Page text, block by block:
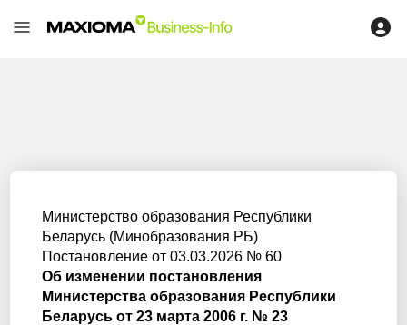
Министерство образования Республики
Беларусь (Минобразования РБ)
Постановление от 03.03.2026 № 60
Об изменении постановления
Министерства образования Республики
Беларусь от 23 марта 2006 г. № 23